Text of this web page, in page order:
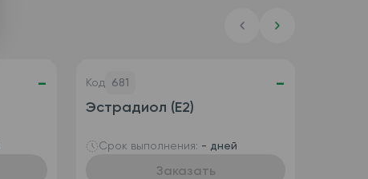
- Код 681 -
Эстрадиол (Е2)
Срок выполнения: - дней
Заказать